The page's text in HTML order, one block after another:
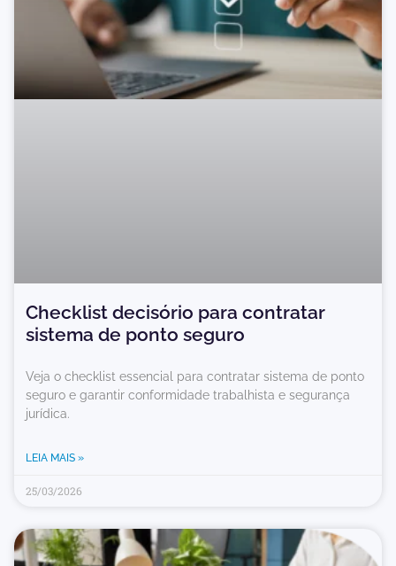
Checklist decisório para contratar
sistema de ponto seguro
Veja o checklist essencial para contratar sistema de ponto
seguro e garantir conformidade trabalhista e segurança
jurídica.
LEIA MAIS »
25/03/2026